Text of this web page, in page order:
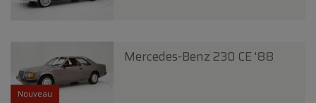
Nouveau
Mercedes-Benz 230 CE '88